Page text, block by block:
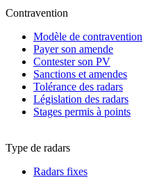
Contravention
Modèle de contravention
Payer son amende
Contester son PV
Sanctions et amendes
Tolérance des radars
Législation des radars
Stages permis à points
Type de radars
Radars fixes